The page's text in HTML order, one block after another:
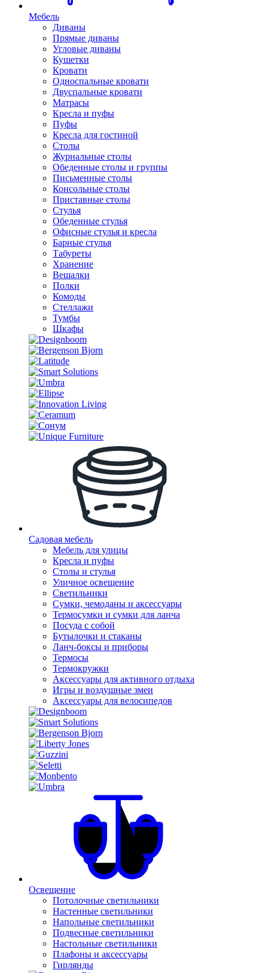
Мебель
Диваны
Прямые диваны
Угловые диваны
Кушетки
Кровати
Односпальные кровати
Двуспальные кровати
Матрасы
Кресла и пуфы
Пуфы
Кресла для гостиной
Столы
Журнальные столы
Обеденные столы и группы
Письменные столы
Консольные столы
Приставные столы
Стулья
Обеденные стулья
Офисные стулья и кресла
Барные стулья
Табуреты
Хранение
Вешалки
Полки
Комоды
Стеллажи
Тумбы
Шкафы
Садовая мебель
Мебель для улицы
Кресла и пуфы
Столы и стулья
Уличное освещение
Светильники
Сумки, чемоданы и аксессуары
Термосумки и сумки для ланча
Посуда с собой
Бутылочки и стаканы
Ланч-боксы и приборы
Термосы
Термокружки
Аксессуары для активного отдыха
Игры и воздушные змеи
Аксессуары для велосипедов
Освещение
Потолочные светильники
Настенные светильники
Напольные светильники
Подвесные светильники
Настольные светильники
Плафоны и аксессуары
Гирлянды